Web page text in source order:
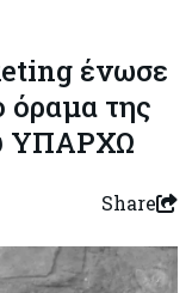
ένωσε
της
ΥΠΑΡΧΩ
Share